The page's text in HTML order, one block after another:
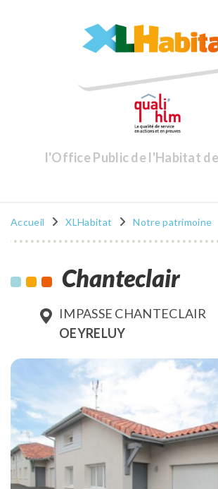
l'Office Public de l'Habitat
Accueil XLHabitat Notre patrimoine
Chanteclair
IMPASSE CHANTECLAIR
OEYRELUY